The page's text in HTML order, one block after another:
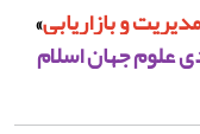
و بازاریابی»
علوم جهان اسلام